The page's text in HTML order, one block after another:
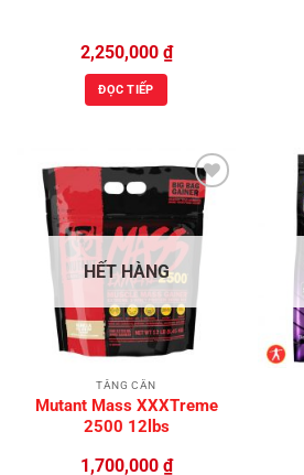
2,250,000 ₫
ĐỌC TIẾP
Add to
Wishlist
HẾT HÀNG
TĂNG CÂN
Mutant Mass XXXTreme
2500 12lbs
1,700,000 ₫